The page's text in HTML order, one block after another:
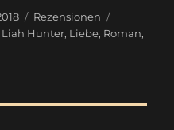
Kategorien
Rezensionen
Liah Hunter, Liebe, Roman,